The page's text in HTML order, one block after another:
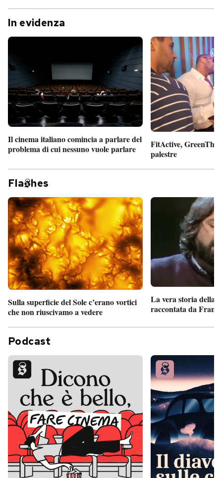
In evidenza
Il cinema italiano comincia a parlare del
problema di cui nessuno vuole parlare
FitActive,
palestre
Fla hes
Sulla superficie del Sole c’erano vortici
che non riuscivamo a vedere
La vera storia della
raccontata da
Podcast